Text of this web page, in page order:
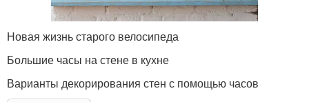
Новая жизнь старого велосипеда
Большие часы на стене в кухне
Варианты декорирования стен с помощью часов